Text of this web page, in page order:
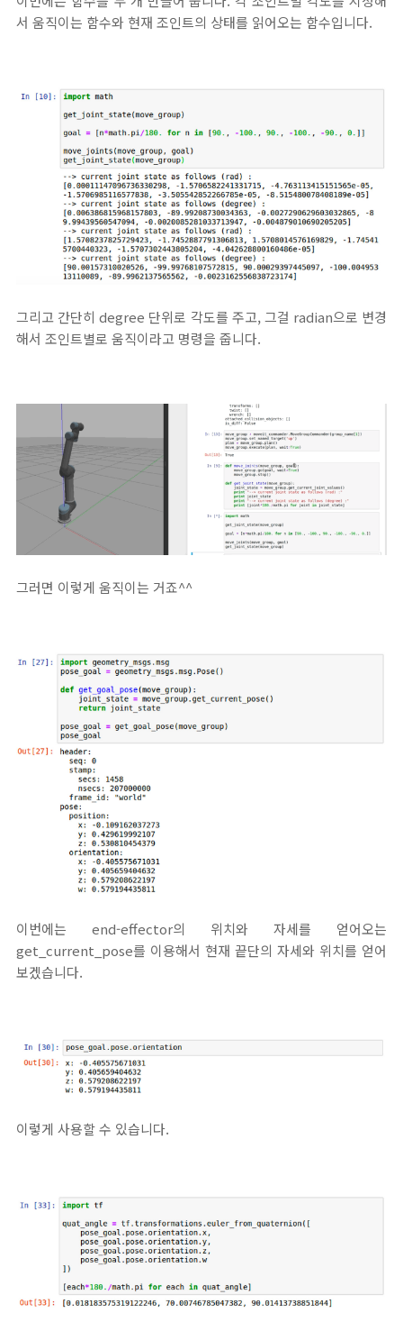
서 움직이는 함수와 현재 조인트의 상태를 읽어오는 함수입니다.
그리고 간단히 degree 단위로 각도를 주고, 그걸 radian으로 변경
해서 조인트별로 움직이라고 명령을 줍니다.
그러면 이렇게 움직이는 거죠^^
이번에는 end-effector의 위치와 자세를 얻어오는
get_current_pose를 이용해서 현재 끝단의 자세와 위치를 얻어
보겠습니다.
이렇게 사용할 수 있습니다.